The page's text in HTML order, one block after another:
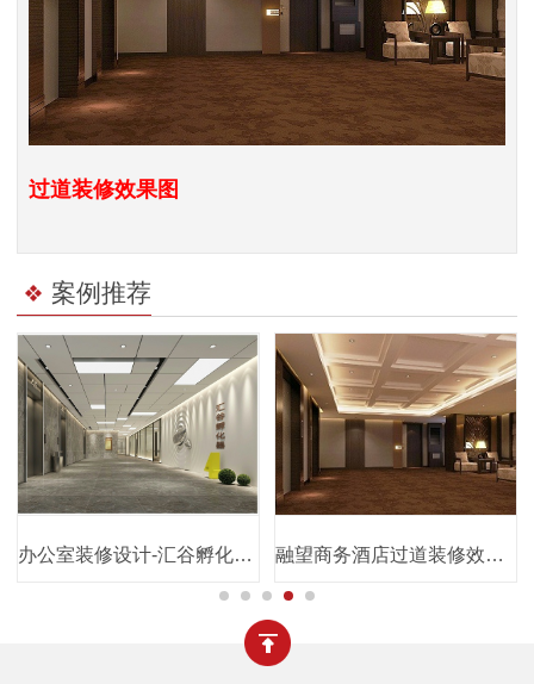
过道装修效果图
案例推荐
办公室装修设计-汇谷孵化器过道设计效果图 融望商务酒店过道装修效果图